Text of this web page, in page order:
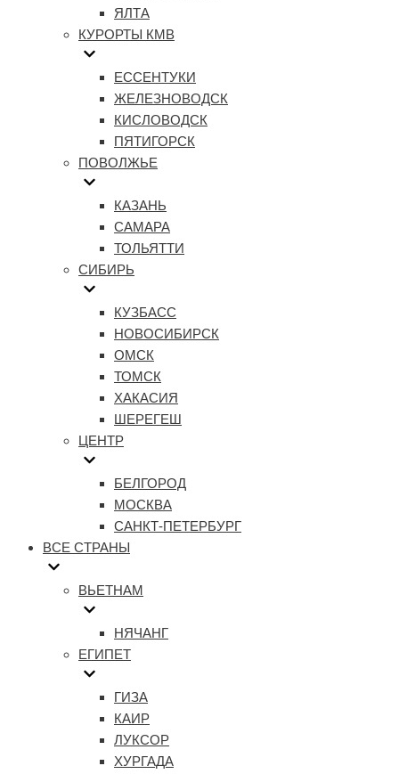
ЯЛТА
КУРОРТЫ КМВ
ЕССЕНТУКИ
ЖЕЛЕЗНОВОДСК
КИСЛОВОДСК
ПЯТИГОРСК
ПОВОЛЖЬЕ
КАЗАНЬ
САМАРА
ТОЛЬЯТТИ
СИБИРЬ
КУЗБАСС
НОВОСИБИРСК
ОМСК
ТОМСК
ХАКАСИЯ
ШЕРЕГЕШ
ЦЕНТР
БЕЛГОРОД
МОСКВА
САНКТ-ПЕТЕРБУРГ
ВСЕ СТРАНЫ
ВЬЕТНАМ
НЯЧАНГ
ЕГИПЕТ
ГИЗА
КАИР
ЛУКСОР
ХУРГАДА